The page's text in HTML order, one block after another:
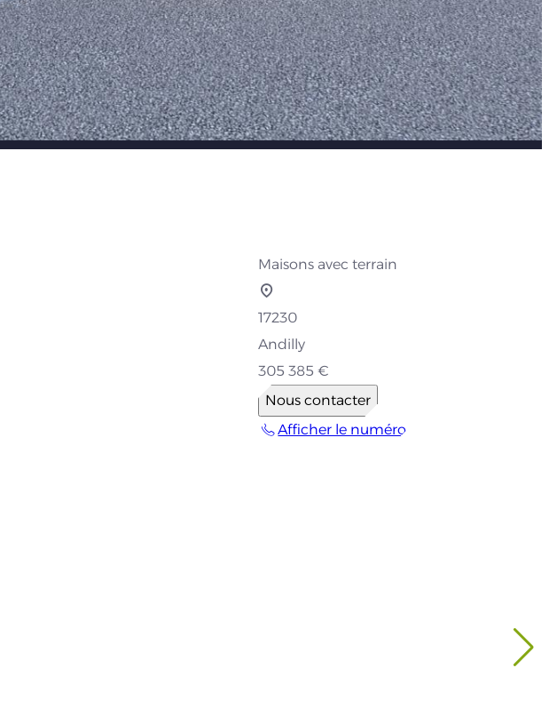
Maisons avec terrain
17230
Andilly
305 385 €
Nous contacter
Afficher le numéro